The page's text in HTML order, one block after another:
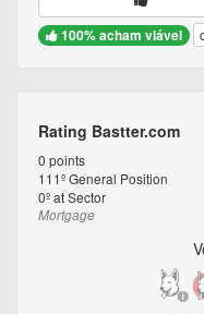
100% acham viável
Rating Bastter.com
0 points
111ºGeneral Position
0ºat Sector
Mortgage